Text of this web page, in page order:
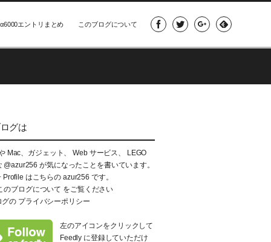
α6000エントリまとめ このブログについて
グは
Mac、ガジェット、 Web サービス、 LEGO
@azur256 が気になったことを書いています。
Profile はこちらの azur256 です。
のブログについて をご覧ください
グの プライバシーポリシー
左のアイコンをクリックして
Feedly に登録していただけ